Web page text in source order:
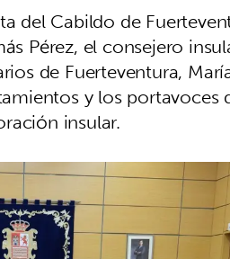
del Cabildo de
Pérez, el consejero
de Fuerteventura,
y los portavoces
insular.